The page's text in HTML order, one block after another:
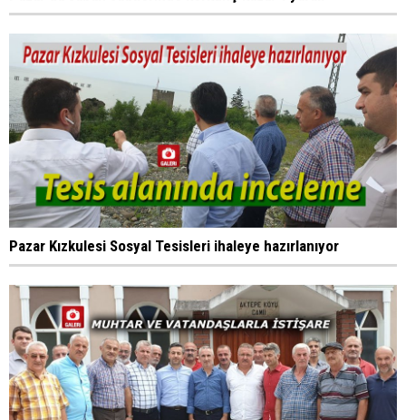
Pazar Kızkulesi Sosyal Tesisleri ihaleye hazırlanıyor